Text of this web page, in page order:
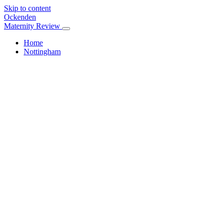
Skip to content
Ockenden
Maternity Review
Home
Nottingham